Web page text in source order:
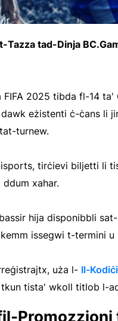
Tazza tad-Dinja
FIFA 2025 tibda fl-14
eżistenti ċ-ċans li
turnew.
tirċievi biljetti li
xahar.
hija disponibbli
issegwi t-termini
uża l- Il-
tista' wkoll titlob l-